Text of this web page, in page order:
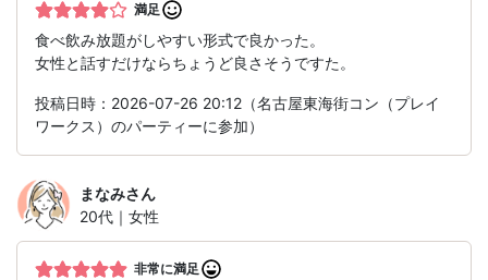
満足
食べ飲み放題がしやすい形式で良かった。
女性と話すだけならちょうど良さそうですた。
投稿日時：2026-07-26 20:12（名古屋東海街コン（プレイ
ワークス）のパーティーに参加）
まなみさん
20代｜女性
非常に満足